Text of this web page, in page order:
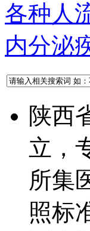
各种人
内分泌
陕西
立，
所集
照标